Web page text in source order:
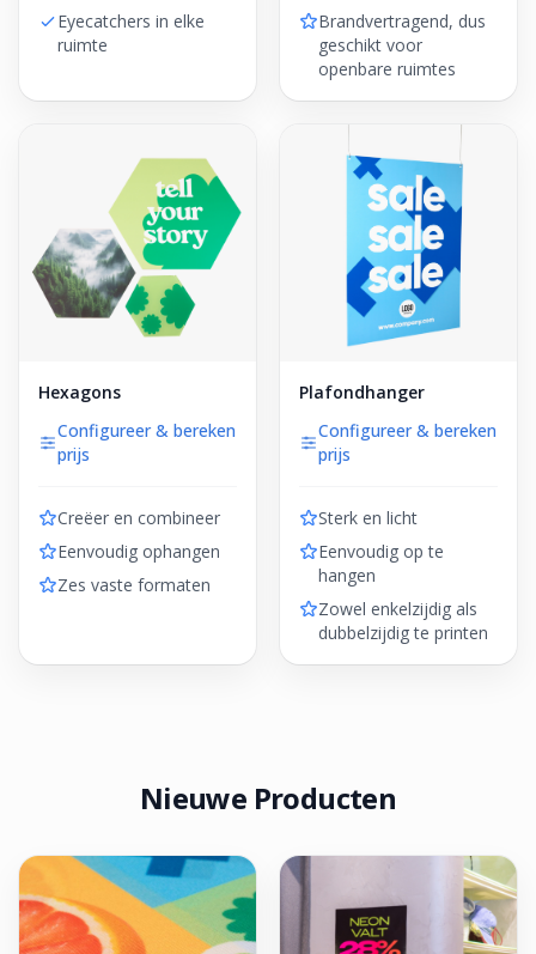
Eyecatchers in elke
ruimte
Brandvertragend, dus
geschikt voor
openbare ruimtes
Hexagons
Configureer & bereken
prijs
Creëer en combineer
Eenvoudig ophangen
Zes vaste formaten
Plafondhanger
Configureer & bereken
prijs
Sterk en licht
Eenvoudig op te
hangen
Zowel enkelzijdig als
dubbelzijdig te printen
Nieuwe Producten